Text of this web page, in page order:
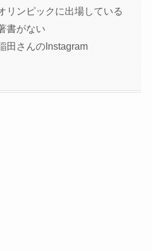
リンピックに出場している
書がない
田さんのInstagram